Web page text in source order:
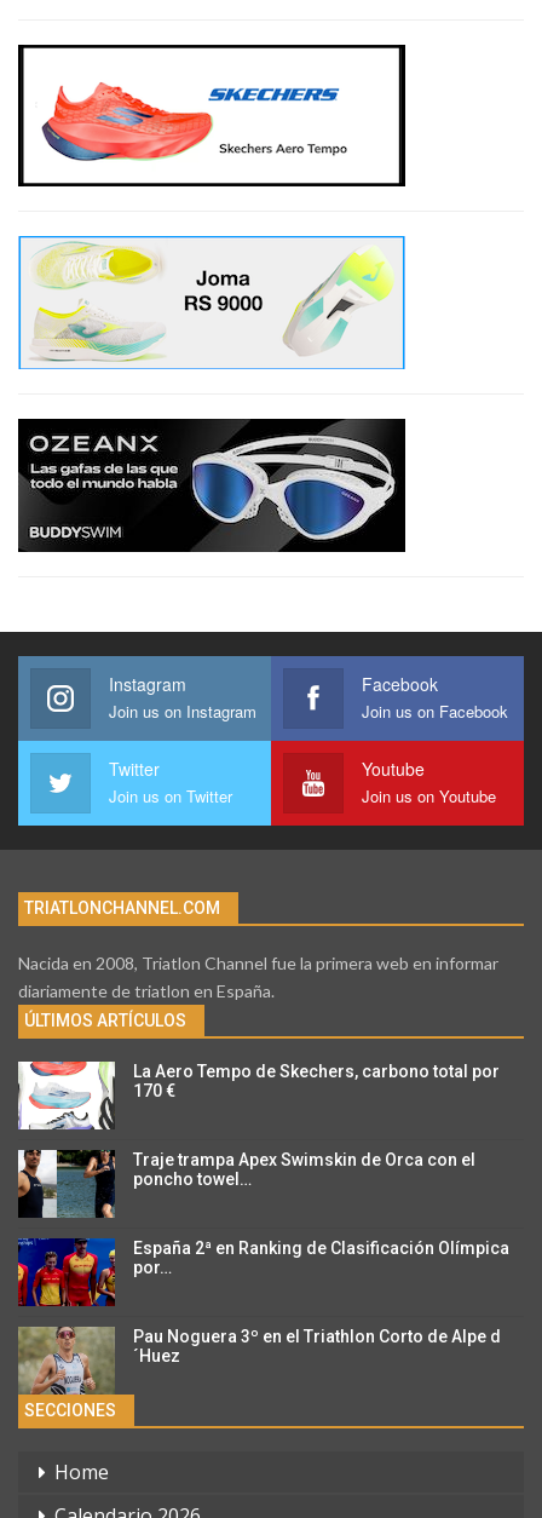
Instagram
Join us on Instagram
Facebook
Join us on Facebook
Twitter
Join us on Twitter
Youtube
Join us on Youtube
TRIATLONCHANNEL.COM
Nacida en 2008, Triatlon Channel fue la primera web en informar
diariamente de triatlon en España.
ÚLTIMOS ARTÍCULOS
La Aero Tempo de Skechers, carbono total por
170 €
Traje trampa Apex Swimskin de Orca con el
poncho towel…
España 2ª en Ranking de Clasificación Olímpica
por…
Pau Noguera 3º en el Triathlon Corto de Alpe d
´Huez
SECCIONES
Home